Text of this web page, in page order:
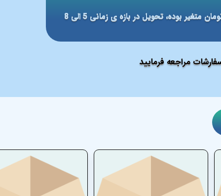
مراجعه فرمایید
مبلغ ارسال بر مبنای شهر مقصد بین 59 الی 79 هزار تومان متغیر بوده، تحویل در بازه ی زمانی 5 الی 8